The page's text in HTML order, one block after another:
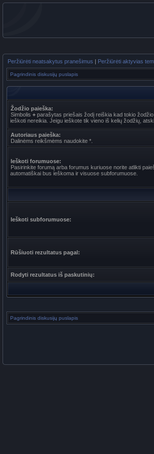
Peržiūrėti neatsakytus pranešimus | Peržiūrėti aktyvias
Pagrindinis diskusijų puslapis
Žodžio paieška:
Simbolis + parašytas priešais žodį reiškia kad tokio
ieškoti nereikia. Jeigu ieškote tik vieno iš kelių žodžių,
Autoriaus paieška:
Dalinėms reikšmėms naudokite *.
Ieškoti forumuose:
Pasirinkite forumą arba forumus kuriuose norite atlikti
automatiškai bus ieškoma ir visuose subforumuose.
Ieškoti subforumuose:
Rūšiuoti rezultatus pagal:
Rodyti rezultatus iš paskutinių:
Pagrindinis diskusijų puslapis